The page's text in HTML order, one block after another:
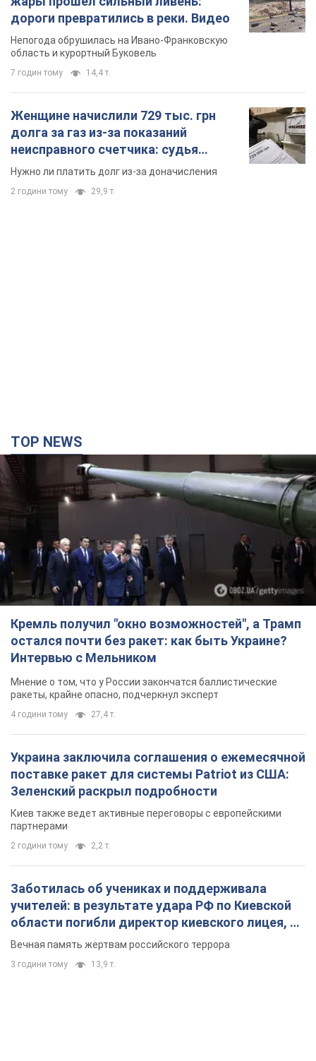
2 години тому 29,9 т.
Кремль получил "окно возможностей", а Трамп
остался почти без ракет: как быть Украине?
Интервью с Мельником
Мнение о том, что у России закончатся баллистические
ракеты, крайне опасно, подчеркнул эксперт
Украина заключила соглашения о ежемесячной
поставке ракет для системы Patriot из США:
Зеленский раскрыл подробности
Киев также ведет активные переговоры с европейскими
партнерами
2 години тому 2,2 т.
учителей: в результате удара РФ по Киевской
области погибли директор киевского лицея, её
муж и внук
Вечная память жертвам российского террора
3 години тому 13,9 т.